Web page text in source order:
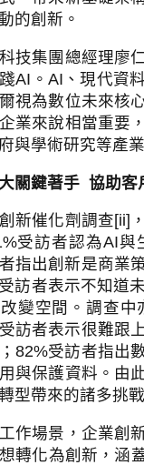
的創新。
技集團總經理廖
AI 。 AI 、現代資
視為數位未來核
業來說相當重要
與學術研究等產
關鍵著手 協助客
新催化劑調查[ii]
受訪者認為AI與
指出創新是商業
受訪者表示不知道
變空間。調查
受訪者表示很難跟
82%受訪者指出
與保護資料。由
型帶來的諸多挑戰
作場景，企業創
轉化為創新，涵